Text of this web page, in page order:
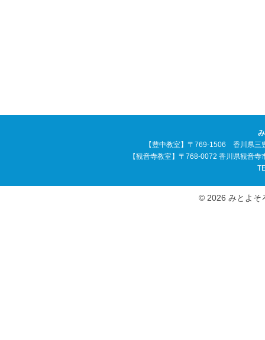
【豊中教室】〒769-1506 香川県
【観音寺教室】〒768-0072 香川県観音
© 2026 みとよそ